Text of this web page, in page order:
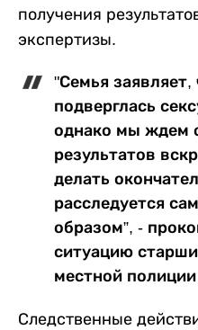
получения
экспертизы.
"Семья
подверглась
однако мы ждем
результатов
делать
расследуется
образом”, -
ситуацию
местной
Следственные